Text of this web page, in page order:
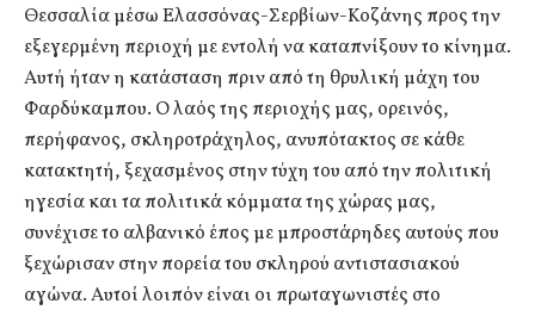
Θεσσαλία μέσω Ελασσόνας-Σερβίων-Κοζάνης προς την
εξεγερμένη περιοχή με εντολή να καταπνίξουν το κίνημα.
Αυτή ήταν η κατάσταση πριν από τη θρυλική μάχη του
Φαρδύκαμπου. Ο λαός της περιοχής μας, ορεινός,
περήφανος, σκληροτράχηλος, ανυπότακτος σε κάθε
κατακτητή, ξεχασμένος στην τύχη του από την πολιτική
ηγεσία και τα πολιτικά κόμματα της χώρας μας,
συνέχισε το αλβανικό έπος με μπροστάρηδες αυτούς που
ξεχώρισαν στην πορεία του σκληρού αντιστασιακού
αγώνα. Αυτοί λοιπόν είναι οι πρωταγωνιστές στο